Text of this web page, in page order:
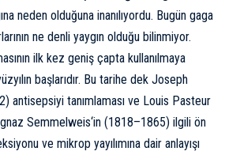
neden olduğuna inanılıyordu. Bugün gaga
ne denli yaygın olduğu bilinmiyor.
ilk kez geniş çapta kullanılmaya
başlarıdır. Bu tarihe dek Joseph
antisepsiyi tanımlaması ve Louis Pasteur
Semmelweis‘in (1818–1865) ilgili ön
ve mikrop yayılımına dair anlayışı